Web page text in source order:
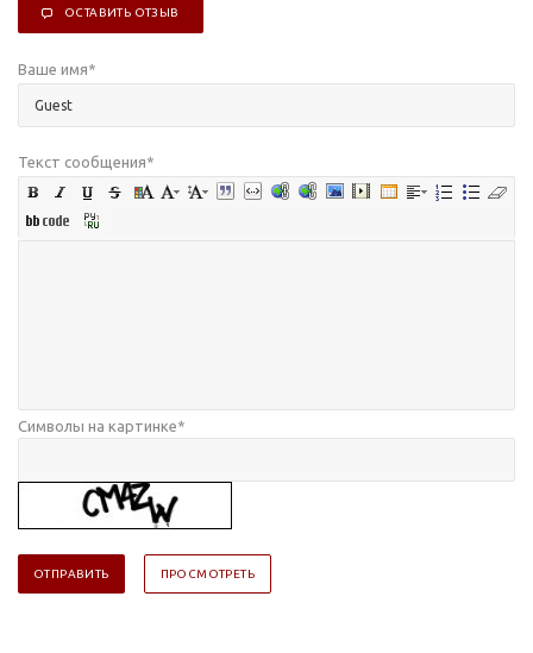
ОСТАВИТЬ ОТЗЫВ
Ваше имя*
Текст сообщения*
Символы на картинке*